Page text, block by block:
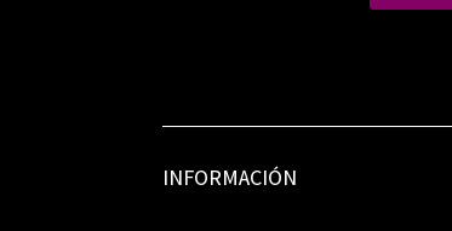
INFORMACIÓN